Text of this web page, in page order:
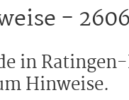
-
in
Hinweise.